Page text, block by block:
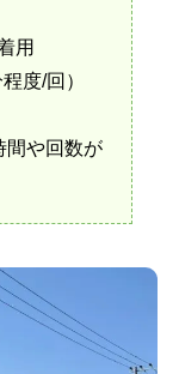
用
程度/回）
間や回数が